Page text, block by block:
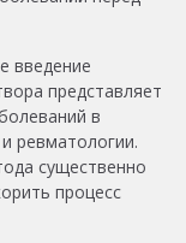
введение
представляет
в
ревматологии.
существенно
процесс